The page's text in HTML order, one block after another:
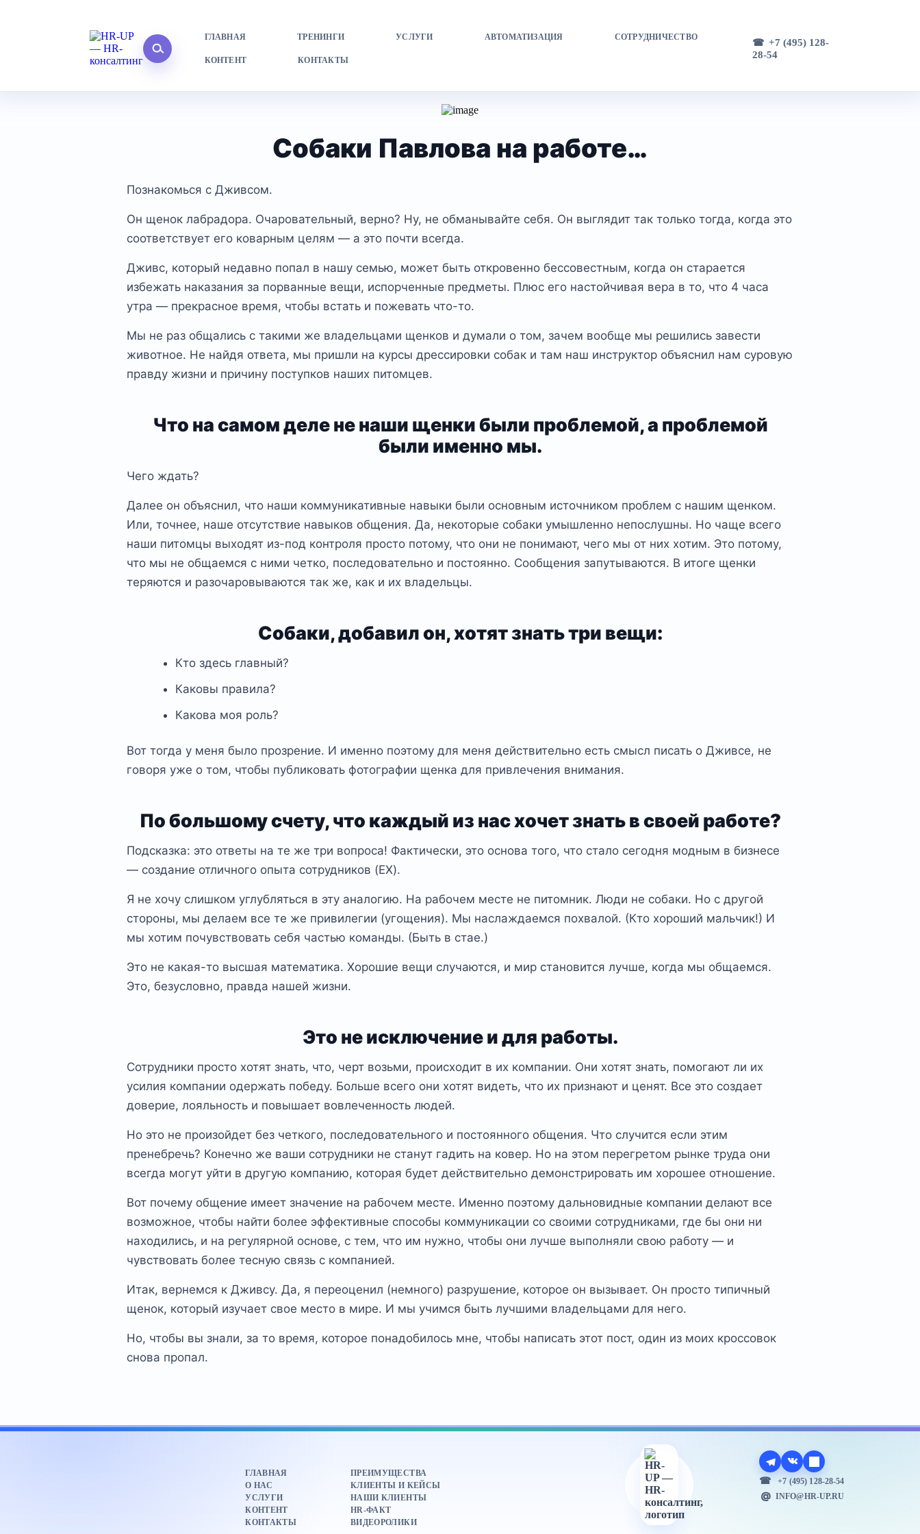
ГЛАВНАЯ ТРЕНИНГИ УСЛУГИ АВТОМАТИЗАЦИЯ СОТРУДНИЧЕСТВО
КОНТЕНТ КОНТАКТЫ
+7 (495) 128-
28-54
Собаки Павлова на работе…
Познакомься с Дживсом.
Он щенок лабрадора. Очаровательный, верно? Ну, не обманывайте себя. Он выглядит так только тогда, когда это
соответствует его коварным целям — а это почти всегда.
Дживс, который недавно попал в нашу семью, может быть откровенно бессовестным, когда он старается
избежать наказания за порванные вещи, испорченные предметы. Плюс его настойчивая вера в то, что 4 часа
утра — прекрасное время, чтобы встать и пожевать что-то.
Мы не раз общались с такими же владельцами щенков и думали о том, зачем вообще мы решились завести
животное. Не найдя ответа, мы пришли на курсы дрессировки собак и там наш инструктор объяснил нам суровую
правду жизни и причину поступков наших питомцев.
Что на самом деле не наши щенки были проблемой, а проблемой
были именно мы.
Чего ждать?
Далее он объяснил, что наши коммуникативные навыки были основным источником проблем с нашим щенком.
Или, точнее, наше отсутствие навыков общения. Да, некоторые собаки умышленно непослушны. Но чаще всего
наши питомцы выходят из-под контроля просто потому, что они не понимают, чего мы от них хотим. Это потому,
что мы не общаемся с ними четко, последовательно и постоянно. Сообщения запутываются. В итоге щенки
теряются и разочаровываются так же, как и их владельцы.
Собаки, добавил он, хотят знать три вещи:
Кто здесь главный?
Каковы правила?
Какова моя роль?
Вот тогда у меня было прозрение. И именно поэтому для меня действительно есть смысл писать о Дживсе, не
говоря уже о том, чтобы публиковать фотографии щенка для привлечения внимания.
По большому счету, что каждый из нас хочет знать в своей работе?
Подсказка: это ответы на те же три вопроса! Фактически, это основа того, что стало сегодня модным в бизнесе
— создание отличного опыта сотрудников (EX).
Я не хочу слишком углубляться в эту аналогию. На рабочем месте не питомник. Люди не собаки. Но с другой
стороны, мы делаем все те же привилегии (угощения). Мы наслаждаемся похвалой. (Кто хороший мальчик!) И
мы хотим почувствовать себя частью команды. (Быть в стае.)
Это не какая-то высшая математика. Хорошие вещи случаются, и мир становится лучше, когда мы общаемся.
Это, безусловно, правда нашей жизни.
Это не исключение и для работы.
Сотрудники просто хотят знать, что, черт возьми, происходит в их компании. Они хотят знать, помогают ли их
усилия компании одержать победу. Больше всего они хотят видеть, что их признают и ценят. Все это создает
доверие, лояльность и повышает вовлеченность людей.
Но это не произойдет без четкого, последовательного и постоянного общения. Что случится если этим
пренебречь? Конечно же ваши сотрудники не станут гадить на ковер. Но на этом перегретом рынке труда они
всегда могут уйти в другую компанию, которая будет действительно демонстрировать им хорошее отношение.
Вот почему общение имеет значение на рабочем месте. Именно поэтому дальновидные компании делают все
возможное, чтобы найти более эффективные способы коммуникации со своими сотрудниками, где бы они ни
находились, и на регулярной основе, с тем, что им нужно, чтобы они лучше выполняли свою работу — и
чувствовать более тесную связь с компанией.
Итак, вернемся к Дживсу. Да, я переоценил (немного) разрушение, которое он вызывает. Он просто типичный
щенок, который изучает свое место в мире. И мы учимся быть лучшими владельцами для него.
Но, чтобы вы знали, за то время, которое понадобилось мне, чтобы написать этот пост, один из моих кроссовок
снова пропал.
+7 (495) 128-28-54
INFO@HR-UP.RU
ГЛАВНАЯ
О НАС
УСЛУГИ
КОНТЕНТ
КОНТАКТЫ
ПРЕИМУЩЕСТВА
КЛИЕНТЫ И КЕЙСЫ
НАШИ КЛИЕНТЫ
HR-ФАКТ
ВИДЕОРОЛИКИ